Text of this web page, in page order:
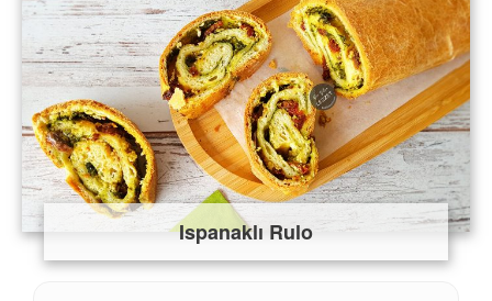
Ispanaklı Rulo